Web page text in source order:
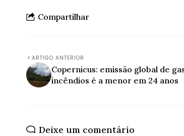
Compartilhar
ARTIGO ANTERIOR
Copernicus: emissão global de
incêndios é a menor em 24 anos
Deixe um comentário